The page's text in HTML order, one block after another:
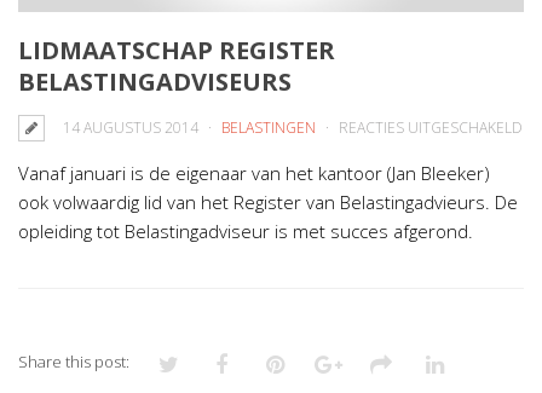
LIDMAATSCHAP REGISTER
BELASTINGADVISEURS
14 AUGUSTUS 2014 BELASTINGEN REACTIES UITGESCHAKELD
Vanaf januari is de eigenaar van het kantoor (Jan Bleeker)
ook volwaardig lid van het Register van Belastingadvieurs. De
opleiding tot Belastingadviseur is met succes afgerond.
Share this post: